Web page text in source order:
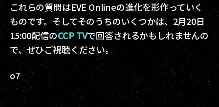
これらの質問はEVE Onlineの進化を形作っていく
ものです。そしてそのうちのいくつかは、2月20日
15:00配信のCCP TVで回答されるかもしれませんの
で、ぜひご視聴ください。
o7